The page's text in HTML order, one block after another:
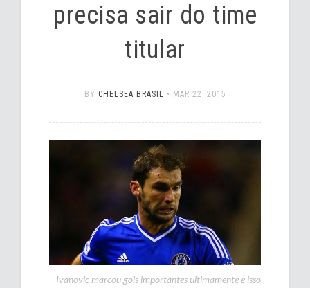
precisa sair do time
titular
BY CHELSEA BRASIL • MAR 22, 2015
Ivanovic marcou gols importantes ultimamente e isso